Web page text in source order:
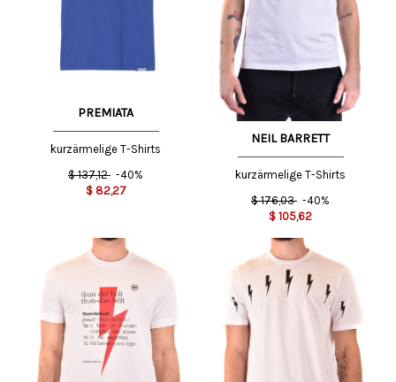
PREMIATA
kurzärmelige T-Shirts
$ 137,12 -40%
$ 82,27
NEIL BARRETT
kurzärmelige T-Shirts
$ 176,03 -40%
$ 105,62